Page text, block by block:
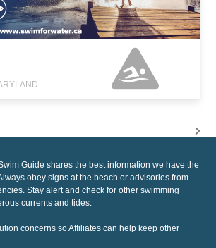
Guide shares the best information we have the
obey signs at the beach or advisories from
Stay alert and check for other swimming
currents and tides.
concerns so Affiliates can help keep other